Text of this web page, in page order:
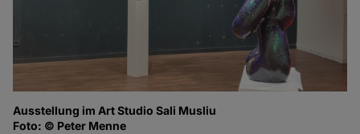
Ausstellung im Art Studio Sali Musliu
Foto: © Peter Menne